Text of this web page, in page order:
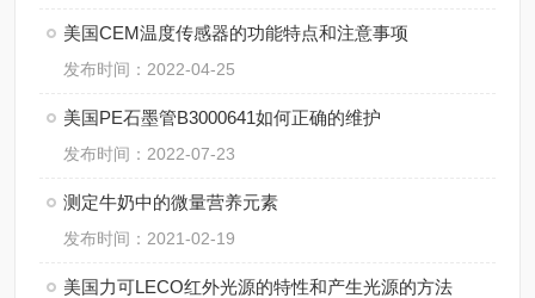
美国CEM温度传感器的功能特点和注意事项
发布时间：2022-04-25
美国PE石墨管B3000641如何正确的维护
发布时间：2022-07-23
测定牛奶中的微量营养元素
发布时间：2021-02-19
美国力可LECO红外光源的特性和产生光源的方法